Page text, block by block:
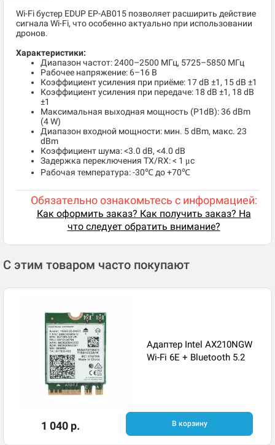
Wi-Fi бустер EDUP EP-AB015 позволяет расширить действие
сигнала Wi-Fi, что особенно актуально при использовании
дронов.
Характеристики:
Диапазон частот: 2400–2500 МГц, 5725–5850 МГц
Рабочее напряжение: 6–16 В
Коэффициент усиления при приёме: 17 dB ±1, 15 dB ±1
Коэффициент усиления при передаче: 18 dB ±1, 18 dB
±1
Максимальная выходная мощность (P1dB): 36 dBm
(4 W)
Диапазон входной мощности: мин. 5 dBm, макс. 23
dBm
Коэффициент шума: <3.0 dB, <4.0 dB
Задержка переключения TX/RX: < 1 μс
Рабочая температура: -30℃ до +70℃
Обязательно ознакомьтесь с информацией:
Как оформить заказ? Как получить заказ? На
что следует обратить внимание?
С этим товаром часто покупают
Адаптер Intel AX210NGW
Wi-Fi 6E + Bluetooth 5.2
1 040 р. В корзину